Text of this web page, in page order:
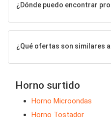
¿Dónde puedo encontrar
¿Qué ofertas son similares
Horno surtido
Horno Microondas
Horno Tostador